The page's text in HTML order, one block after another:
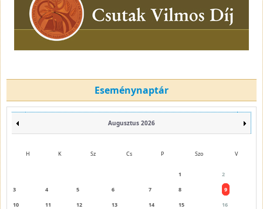
Eseménynaptár
Augusztus 2026
H K Sz Cs P Szo V
1
2
3
4 5 6 7 8
9
10
11 12 13 14 15
16